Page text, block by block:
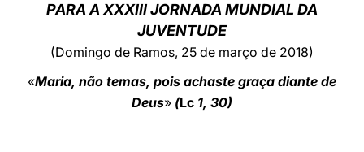
LATINE
PARA A XXXIII JORNADA MUNDIAL DA
JUVENTUDE
(Domingo de Ramos, 25 de março de 2018)
«Maria, não temas, pois achaste graça diante de
Deus» (Lc 1, 30)